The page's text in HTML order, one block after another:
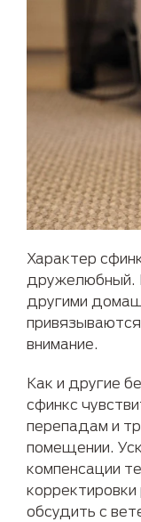
Характер
дружелюбный.
другими
внимание.
Как и другие
сфинкс
перепадам и
помещении.
компенсации
обсудить с